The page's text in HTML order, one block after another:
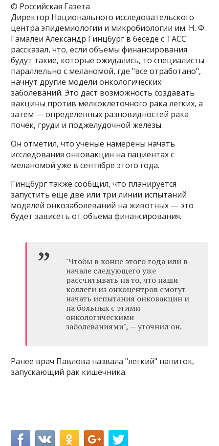
© Российская Газета
Директор Национального исследовательского
центра эпидемиологии и микробиологии им. Н. Ф.
Гамалеи Александр Гинцбург в беседе с ТАСС
рассказал, что, если объемы финансирования
будут такие, которые ожидались, то специалисты
параллельно с меланомой, где "все отработано",
начнут другие модели онкологических
заболеваний. Это даст возможность создавать
вакцины против мелкоклеточного рака легких, а
затем — определенных разновидностей рака
почек, груди и поджелудочной железы.
Он отметил, что ученые намерены начать
исследования онковакцин на пациентах с
меланомой уже в сентябре этого года.
Гинцбург также сообщил, что планируется
запустить еще две или три линии испытаний
моделей онкозаболеваний на животных — это
будет зависеть от объема финансирования.
"Чтобы в конце этого года или в
начале следующего уже
рассчитывать на то, что наши
коллеги из онкоцентров смогут
начать испытания онковакцин и
на больных с этими
онкологическими
заболеваниями", — уточнил он.
Ранее врач Павлова назвала "легкий" напиток,
запускающий рак кишечника.